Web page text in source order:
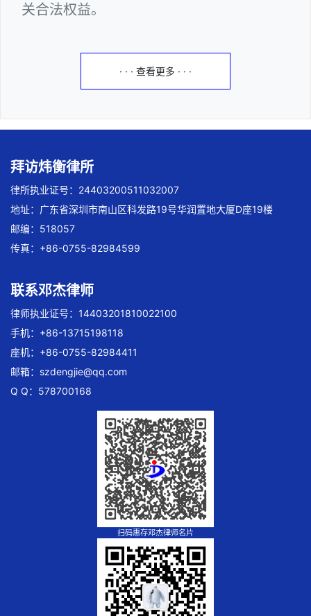
关合法权益。
· · · 查看更多 · · ·
拜访炜衡律所
律所执业证号：24403200511032007
地址：广东省深圳市南山区科发路19号华润置地大厦D座19楼
邮编：518057
传真：+86-0755-82984599
联系邓杰律师
律师执业证号：14403201810022100
手机：+86-13715198118
座机：+86-0755-82984411
邮箱： szdengjie@qq.com
Q Q：578700168
扫码惠存邓杰律师名片